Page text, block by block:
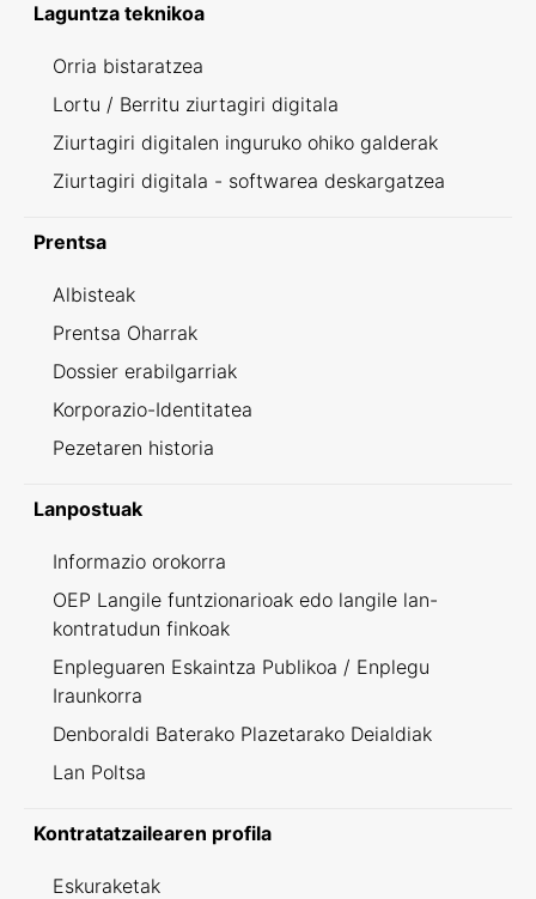
Laguntza teknikoa
Orria bistaratzea
Lortu / Berritu ziurtagiri digitala
Ziurtagiri digitalen inguruko ohiko galderak
Ziurtagiri digitala - softwarea deskargatzea
Prentsa
Albisteak
Prentsa Oharrak
Dossier erabilgarriak
Korporazio-Identitatea
Pezetaren historia
Lanpostuak
Informazio orokorra
OEP Langile funtzionarioak edo langile lan-
kontratudun finkoak
Enpleguaren Eskaintza Publikoa / Enplegu
Iraunkorra
Denboraldi Baterako Plazetarako Deialdiak
Lan Poltsa
Kontratatzailearen profila
Eskuraketak